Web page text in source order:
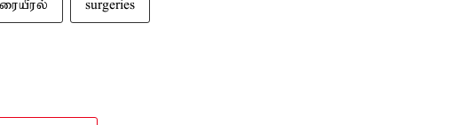
surgeries